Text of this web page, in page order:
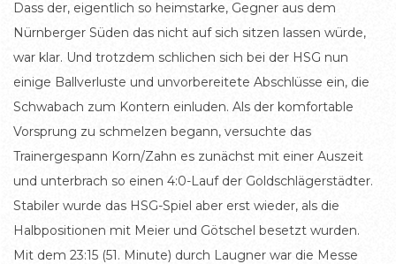
Dass der, eigentlich so heimstarke, Gegner aus dem
Nürnberger Süden das nicht auf sich sitzen lassen würde,
war klar. Und trotzdem schlichen sich bei der HSG nun
einige Ballverluste und unvorbereitete Abschlüsse ein, die
Schwabach zum Kontern einluden. Als der komfortable
Vorsprung zu schmelzen begann, versuchte das
Trainergespann Korn/Zahn es zunächst mit einer Auszeit
und unterbrach so einen 4:0-Lauf der Goldschlägerstädter.
Stabiler wurde das HSG-Spiel aber erst wieder, als die
Halbpositionen mit Meier und Götschel besetzt wurden.
Mit dem 23:15 (51. Minute) durch Laugner war die Messe